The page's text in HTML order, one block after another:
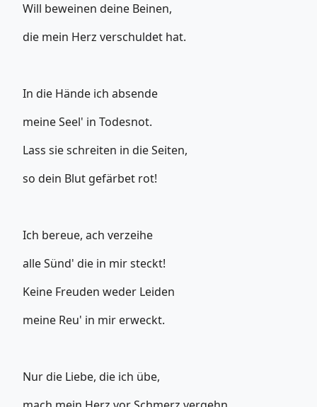
Will beweinen deine Beinen,
die mein Herz verschuldet hat.
In die Hände ich absende
meine Seel' in Todesnot.
Lass sie schreiten in die Seiten,
so dein Blut gefärbet rot!
Ich bereue, ach verzeihe
alle Sünd' die in mir steckt!
Keine Freuden weder Leiden
meine Reu' in mir erweckt.
Nur die Liebe, die ich übe,